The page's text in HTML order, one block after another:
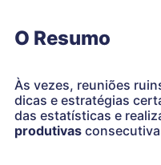
O Resumo
Às vezes, reuniões
dicas e estratégias
das estatísticas e
produtivas